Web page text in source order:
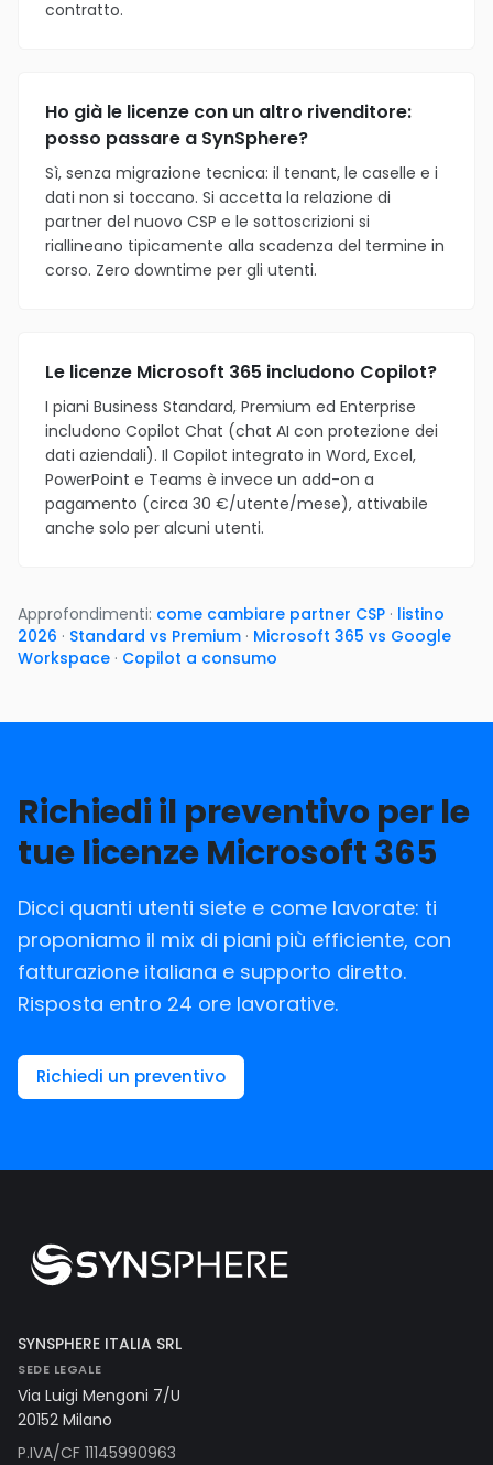
contratto.
Ho già le licenze con un altro rivenditore:
posso passare a SynSphere?
Sì, senza migrazione tecnica: il tenant, le caselle e i
dati non si toccano. Si accetta la relazione di
partner del nuovo CSP e le sottoscrizioni si
riallineano tipicamente alla scadenza del termine in
corso. Zero downtime per gli utenti.
Le licenze Microsoft 365 includono Copilot?
I piani Business Standard, Premium ed Enterprise
includono Copilot Chat (chat AI con protezione dei
dati aziendali). Il Copilot integrato in Word, Excel,
PowerPoint e Teams è invece un add-on a
pagamento (circa 30 €/utente/mese), attivabile
anche solo per alcuni utenti.
Approfondimenti: come cambiare partner CSP · listino
2026 · Standard vs Premium · Microsoft 365 vs Google
Workspace · Copilot a consumo
Richiedi il preventivo per le
tue licenze Microsoft 365
Dicci quanti utenti siete e come lavorate: ti
proponiamo il mix di piani più efficiente, con
fatturazione italiana e supporto diretto.
Risposta entro 24 ore lavorative.
Richiedi un preventivo
SYNSPHERE ITALIA SRL
SEDE LEGALE
Via Luigi Mengoni 7/U
20152 Milano
P.IVA/CF 11145990963